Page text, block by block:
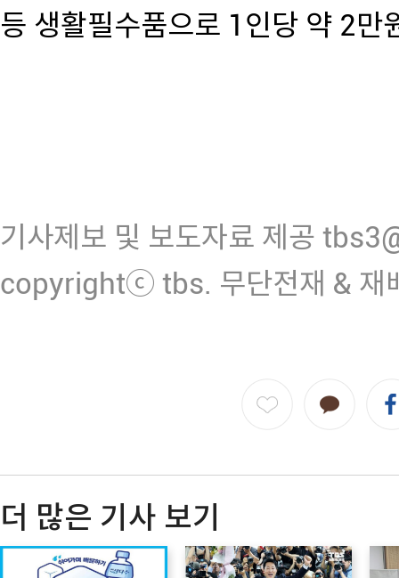
등 생활필수품으로 1인당 약 2만
기사제보 및 보도자료 제공
copyrightⓒ tbs. 무단전재 & 재
더 많은 기사 보기